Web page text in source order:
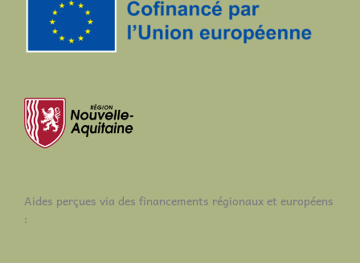
Aides perçues via des financements régionaux et européens
: